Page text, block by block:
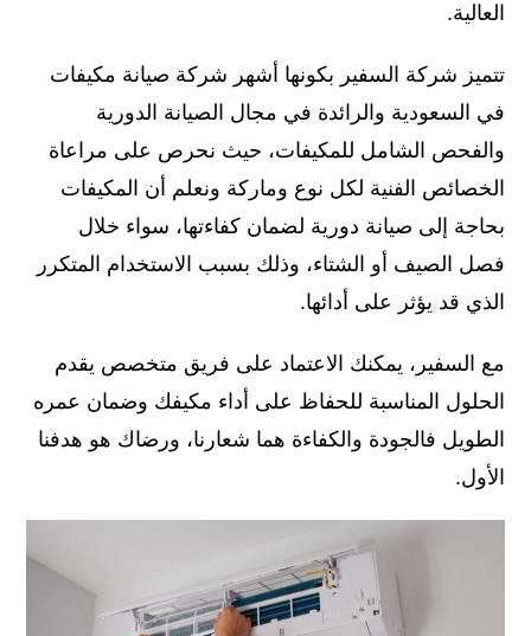
العالية.
تتميز شركة السفير بكونها أشهر شركة صيانة مكيفات
في السعودية والرائدة في مجال الصيانة الدورية
والفحص الشامل للمكيفات، حيث نحرص على مراعاة
الخصائص الفنية لكل نوع وماركة ونعلم أن المكيفات
بحاجة إلى صيانة دورية لضمان كفاءتها، سواء خلال
فصل الصيف أو الشتاء، وذلك بسبب الاستخدام المتكرر
الذي قد يؤثر على أدائها.
مع السفير، يمكنك الاعتماد على فريق متخصص يقدم
الحلول المناسبة للحفاظ على أداء مكيفك وضمان عمره
الطويل فالجودة والكفاءة هما شعارنا، ورضاك هو هدفنا
الأول.